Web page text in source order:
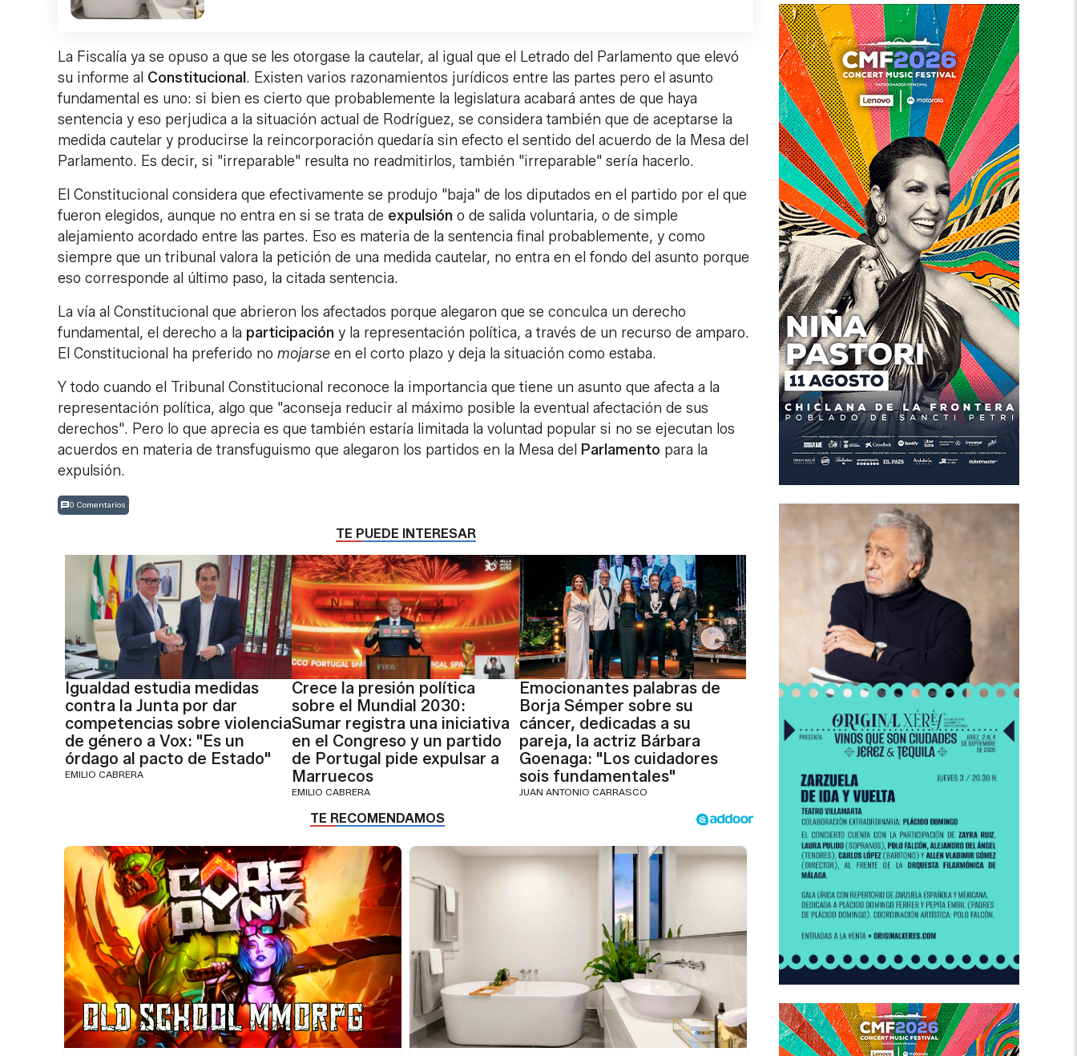
La Fiscalía ya se opuso a que se les otorgase la cautelar, al igual que el Letrado del Parlamento que elevó
su informe al Constitucional . Existen varios razonamientos jurídicos entre las partes pero el asunto
fundamental es uno: si bien es cierto que probablemente la legislatura acabará antes de que haya
sentencia y eso perjudica a la situación actual de Rodríguez, se considera también que de aceptarse la
medida cautelar y producirse la reincorporación quedaría sin efecto el sentido del acuerdo de la Mesa del
Parlamento. Es decir, si "irreparable" resulta no readmitirlos, también "irreparable" sería hacerlo.
El Constitucional considera que efectivamente se produjo "baja" de los diputados en el partido por el que
fueron elegidos, aunque no entra en si se trata de expulsión o de salida voluntaria, o de simple
alejamiento acordado entre las partes. Eso es materia de la sentencia final probablemente, y como
siempre que un tribunal valora la petición de una medida cautelar, no entra en el fondo del asunto porque
eso corresponde al último paso, la citada sentencia.
La vía al Constitucional que abrieron los afectados porque alegaron que se conculca un derecho
fundamental, el derecho a la participación y la representación política, a través de un recurso de amparo.
El Constitucional ha preferido no mojarse en el corto plazo y deja la situación como estaba.
Y todo cuando el Tribunal Constitucional reconoce la importancia que tiene un asunto que afecta a la
representación política, algo que "aconseja reducir al máximo posible la eventual afectación de sus
derechos". Pero lo que aprecia es que también estaría limitada la voluntad popular si no se ejecutan los
acuerdos en materia de transfuguismo que alegaron los partidos en la Mesa del Parlamento para la
expulsión.
0 Comentarios
TE PUEDE INTERESAR
Igualdad estudia medidas
contra la Junta por dar
competencias sobre violencia
de género a Vox: "Es un
órdago al pacto de Estado"
EMILIO CABRERA
Crece la presión política
sobre el Mundial 2030:
Sumar registra una iniciativa
en el Congreso y un partido
de Portugal pide expulsar a
Marruecos
EMILIO CABRERA
Emocionantes palabras de
Borja Sémper sobre su
cáncer, dedicadas a su
pareja, la actriz Bárbara
Goenaga: "Los cuidadores
sois fundamentales"
JUAN ANTONIO CARRASCO